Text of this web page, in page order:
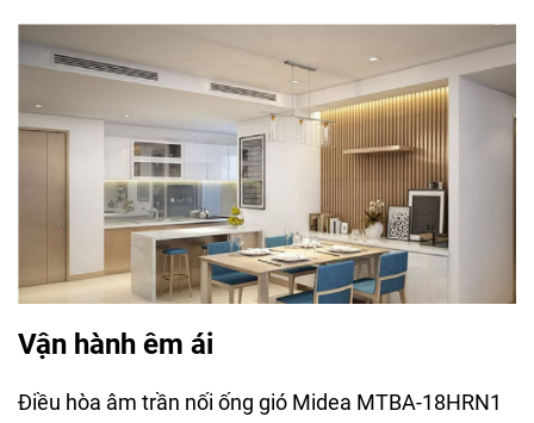
Vận hành êm ái
Điều hòa âm trần nối ống gió Midea MTBA-18HRN1